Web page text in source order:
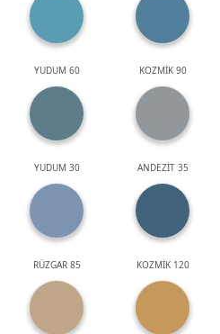
YUDUM 60 KOZMİK 90
YUDUM 30 ANDEZİT 35
RÜZGAR 85 KOZMİK 120